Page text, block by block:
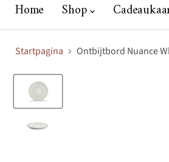
Home Shop
Startpagina Ontbijtbord Nuance